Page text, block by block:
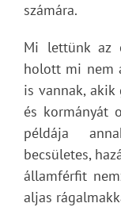
számára.
Mi lettünk az
holott mi nem
is vannak,
és kormányát
példája
becsületes,
államférfit
aljas